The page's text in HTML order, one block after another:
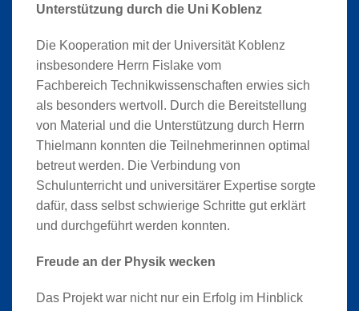
Unterstützung durch die Uni Koblenz
Die Kooperation mit der Universität Koblenz
insbesondere Herrn Fislake vom
Fachbereich Technikwissenschaften erwies sich
als besonders wertvoll. Durch die Bereitstellung
von Material und die Unterstützung durch Herrn
Thielmann konnten die Teilnehmerinnen optimal
betreut werden. Die Verbindung von
Schulunterricht und universitärer Expertise sorgte
dafür, dass selbst schwierige Schritte gut erklärt
und durchgeführt werden konnten.
Freude an der Physik wecken
Das Projekt war nicht nur ein Erfolg im Hinblick